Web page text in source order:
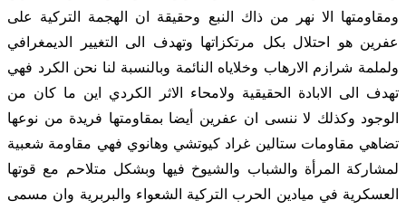
ومقاومتها الا نهر من ذاك النبع وحقيقة ان الهجمة التركية على
عفرين هو احتلال بكل مرتكزاتها وتهدف الى التغيير الديمغرافي
ولملمة شرازم الارهاب وخلاياه النائمة وبالنسبة لنا نحن الكرد فهي
تهدف الى الابادة الحقيقية ولامحاء الاثر الكردي اين ما كان من
الوجود وكذلك لا ننسى ان عفرين أيضا بمقاومتها فريدة من نوعها
تضاهي مقاومات ستالين غراد كيوتشي وهانوي فهي مقاومة شعبية
لمشاركة المرأة والشباب والشيوخ فيها وبشكل متلاحم مع قوتها
العسكرية في ميادين الحرب التركية الشعواء والبربرية وان مسمى